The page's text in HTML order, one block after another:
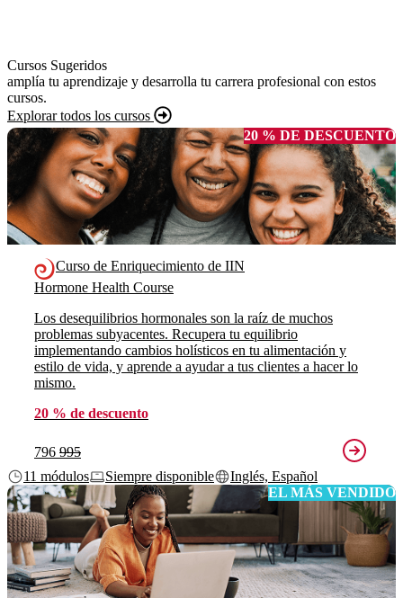
Cursos Sugeridos
amplía tu aprendizaje y desarrolla tu carrera profesional con estos
cursos.
Explorar todos los cursos
20 % DE DESCUENTO
Curso de Enriquecimiento de IIN
Hormone Health Course
Los desequilibrios hormonales son la raíz de muchos
problemas subyacentes. Recupera tu equilibrio
implementando cambios holísticos en tu alimentación y
estilo de vida, y aprende a ayudar a tus clientes a hacer lo
mismo.
20 % de descuento
796 995
11 módulos
Siempre disponible
Inglés, Español
EL MÁS VENDIDO